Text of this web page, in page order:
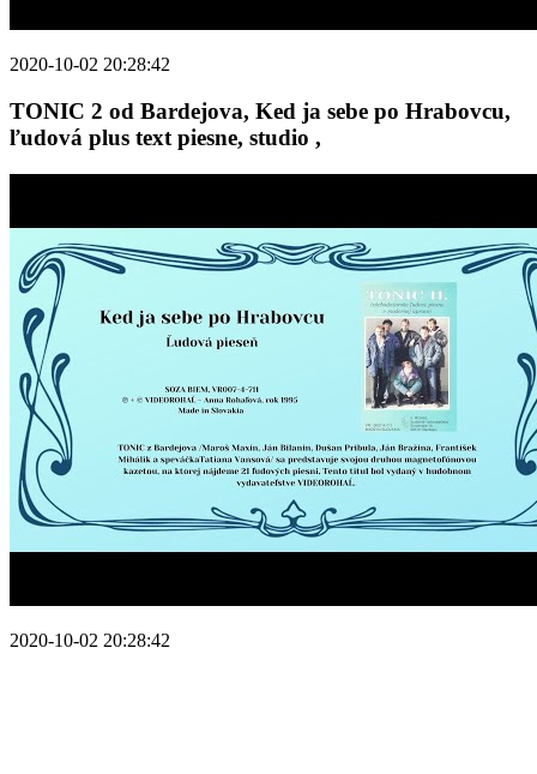
2020-10-02 20:28:42
TONIC 2 od Bardejova, Ked ja sebe po Hrabovcu,
ľudová plus text piesne, studio ,
2020-10-02 20:28:42